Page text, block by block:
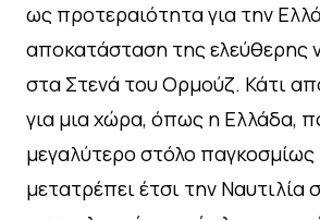
ως προτεραιότητα για την
αποκατάσταση της ελεύθερης
στα Στενά του Ορμούζ. Κάτι
για μια χώρα, όπως η Ελλάδα,
μεγαλύτερο στόλο παγκοσμίως
μετατρέπει έτσι την Ναυτιλία